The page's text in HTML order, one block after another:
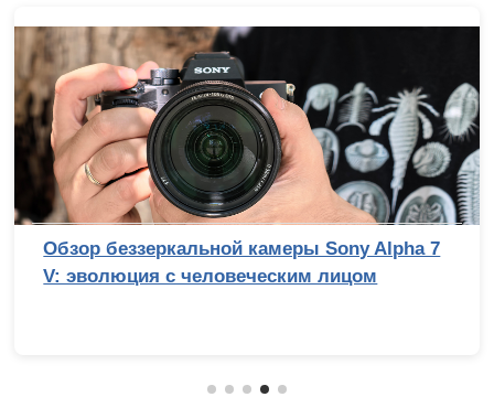
Обзор беззеркальной камеры Sony Alpha 7
V: эволюция с человеческим лицом